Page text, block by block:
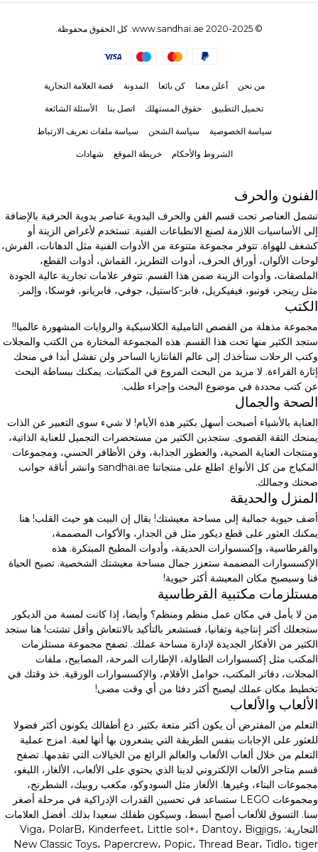
© 2020-2025 www.sandhai.ae. كل الحقوق محفوظة.
من نحن أعلن معنا كن بائعا المدونة قصة العلامة التجارية
تحميل التطبيق حقوق المستهلك اتصل بنا الأسئلة الشائعة
سياسة الخصوصية سياسة الشحن سياسة ملفات تعريف الارتباط
الشروط والأحكام خريطة الموقع شهادات
الفنون والحرف
تشمل العناصر تحت قسم الفن والحرف اليدوية عناصر يدوية الحرفية بالإضافة
إلى الأساسيات اللازمة لصنع الانطباعات الفنية. تستخدم لأغراض الزينة أو
كشغف للهواة. تتوفر مجموعة متنوعة من الأدوات الفنية مثل الدهانات، الفرش،
لوحات الألوان، أوراق الحرف، أدوات التطريز، القماش، أدوات القطع،
الملصقات، وأدوات الزينة ضمن هذا القسم. تتوفر علامات تجارية عالية الجودة
مثل رينجر، فونبو، فيفيكريل، فابر-كاستيل، جوفي، فابريانو، فوسكا، وإلمر.
الكتب
مجموعة مذهلة من القصص التاميلية الكلاسيكية والروايات المشهورة عالميا!!
ستجد الكثير منها تحت هذا القسم. هذه المجموعة المختارة من الكتب والمجلات
وكتب الرحلات ستأخذك إلى عالم الفانتازيا الساحر ولن تفشل أبدا في منحك
إثارة القراءة. لا مزيد من البحث المروع في المكتبات. يمكنك ببساطة البحث
عن كتب محددة في موضوع البحث وإجراء طلب.
الصحة والجمال
العناية بالأشياء أصبحت أسهل بكثير هذه الأيام! لا شيء سوى التعبير عن الذات
يمنحك الثقة القصوى. ستجدين الكثير من مستحضرات التجميل للعناية الذاتية،
ومنتجات العناية الصحية، والعطور الجذابة، وفن الأظافر الحسي، ومجموعات
المكياج من كل الأنواع. اطلع على منتجاتنا sandhai.ae وانشر أناقة جوانب
صحتك وجمالك.
المنزل والحديقة
أضف حيوية جمالية إلى مساحة معيشتك! يقال إن البيت هو حيث القلب! هنا
يمكنك العثور على قطع ديكور مثل فن الجدار، والأكواب المصممة،
والقرطاسية، وإكسسوارات الحديقة، وأدوات المطبخ المبتكرة. هذه
الإكسسوارات المصممة ستعزز جمال مساحة معيشتك الشخصية. تصبح الحياة
فنا وسيصبح مكان المعيشة أكثر حيوية!
مستلزمات مكتبية القرطاسية
من لا يأمل في مكان عمل منظم ومنظم؟ وأيضا، إذا كانت لمسة من الديكور
ستجعلك أكثر إنتاجية وتفانيا، فستشعر بالتأكيد بالانتعاش وأقل تشتت! هنا ستجد
الكثير من الأفكار الجديدة لإدارة مساحة عملك. تصفح مجموعة مستلزمات
المكتب مثل إكسسوارات الطاولة، الإطارات المرحة، المصابيح، ملفات
المجلات، دفاتر المكتب، حوامل الأقلام، والإكسسوارات الورقية. خذ وقتك في
تخطيط مكان عملك ليصبح أكثر دفئا من أي وقت مضى!
الألعاب والألعاب
التعلم من المفترض أن يكون أكثر متعة بكثير. دع أطفالك يكونون أكثر فضولا
للعثور على الإجابات بنفس الطريقة التي يشعرون بها أنها لعبة. امزج عملية
التعلم من خلال ألعاب الألعاب والعالم الرائع من الخيالات التي تقدمها. تصفح
قسم متاجر الألعاب الإلكتروني لدينا الذي يحتوي على الألعاب، الألغاز، الليغو،
مجموعات البناء، وغيرها. الألغاز مثل السودوكو، مكعب روبيك، الشطرنج،
ومجموعات LEGO ستساعد في تحسين القدرات الإدراكية في مرحلة أصغر
سنا. التسوق للألعاب أصبح أبسط، وسيكون طفلك سعيدا بذلك. أفضل العلامات
التجارية: Viga، PolarB، Kinderfeet، Little sol+، Dantoy، Bigjigs،
New Classic Toys، Papercrew، Popic، Thread Bear، Tidlo، tiger